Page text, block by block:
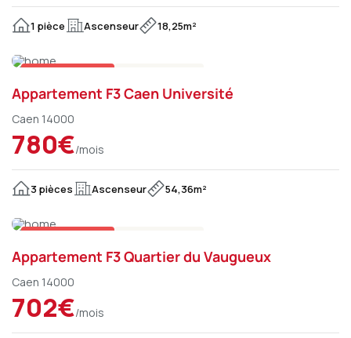
1 pièce Ascenseur 18,25m²
Appartement F3 Caen Université
Caen 14000
780€/mois
3 pièces Ascenseur 54,36m²
Appartement F3 Quartier du Vaugueux
Caen 14000
702€/mois